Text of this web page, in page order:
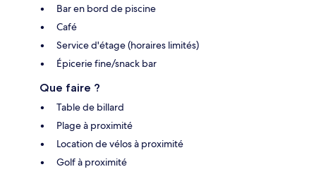
Bar en bord de piscine
Café
Service d'étage (horaires limités)
Épicerie fine/snack bar
Que faire ?
Table de billard
Plage à proximité
Location de vélos à proximité
Golf à proximité